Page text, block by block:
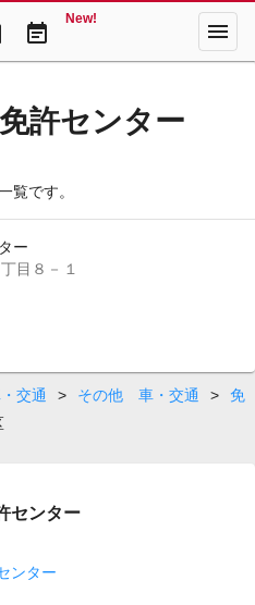
event_note
New! menu
許センター
覧です。
ー
目８－１
交通 > その他 車・交通 >
免
センター
ンター